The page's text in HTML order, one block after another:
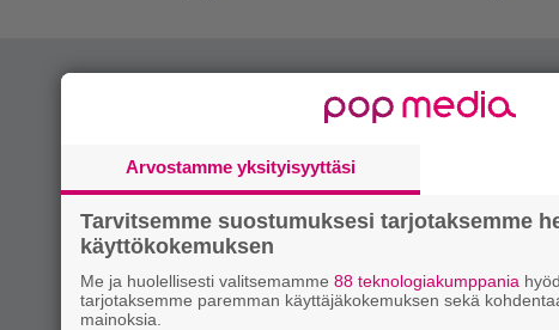
Arvostamme yksityisyyttäsi
Tarvitsemme suostumuksesi tarjotaksemme
käyttökokemuksen
Me ja huolellisesti valitsemamme 88 teknologiakumppania
tarjotaksemme paremman käyttäjäkokemuksen sekä
mainoksia.